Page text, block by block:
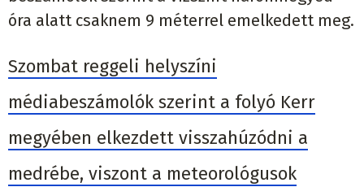
óra alatt csaknem 9 méterrel emelkedett meg.
Szombat reggeli helyszíni
médiabeszámolók szerint a folyó Kerr
megyében elkezdett visszahúzódni a
medrébe, viszont a meteorológusok